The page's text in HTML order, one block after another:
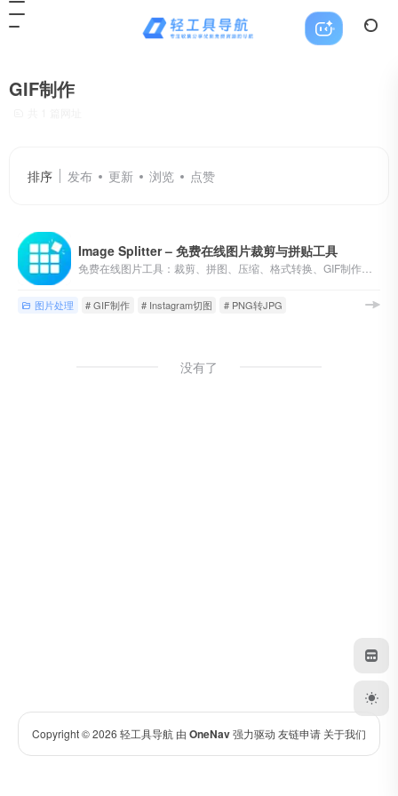
GIF制作
排序 发布 更新 浏览 点赞
Image Splitter – 免费在线图片裁剪与拼贴工具
图片处理 # GIF制作 # Instagram切图 # PNG转JPG
没有了
Copyright © 2026 轻工具导航 由 OneNav强力驱动 友链申请 关于我们